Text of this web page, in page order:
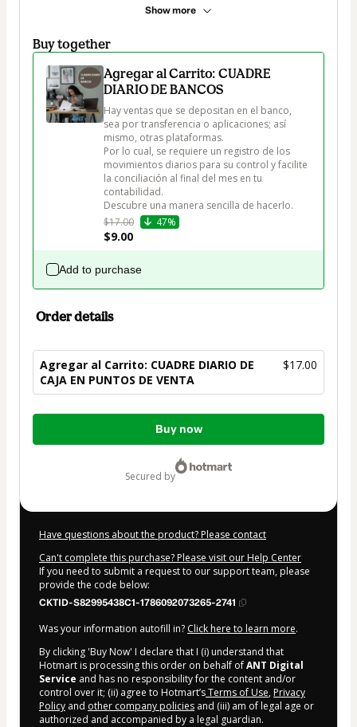
Show more
Buy together
Agregar al Carrito: CUADRE
DIARIO DE BANCOS
Hay ventas que se depositan en el banco,
sea por transferencia o aplicaciones; así
mismo, otras plataformas.
Por lo cual, se requiere un registro de los
movimientos diarios para su control y facilite
la conciliación al final del mes en tu
contabilidad.
Descubre una manera sencilla de hacerlo.
$17.00
47%
$9.00
Add to purchase
Order details
Agregar al Carrito: CUADRE DIARIO DE
CAJA EN PUNTOS DE VENTA
$17.00
Total
$17.00
Buy now
secured by
Have questions about the product? Please contact
Can't complete this purchase? Please visit our Help Center
If you need to submit a request to our support team, please
provide the code below:
CKTID-S82995438C1-1786092073265-2741
Was your information autofill in? Click here to learn more.
By clicking 'Buy Now' I declare that I (i) understand that
Hotmart is processing this order on behalf ofANT Digital
Service and has no responsibility for the content and/or
control over it; (ii) agree to Hotmart’sTerms of Use, Privacy
Policy and other company policies and (iii) am of legal age or
authorized and accompanied by a legal guardian.